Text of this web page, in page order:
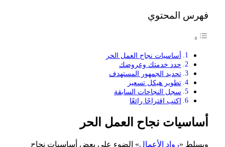
فهرس المحتوي
أساسيات نجاح العمل الحر
حدد خدمتك وعروضك
تحديد الجمهور المستهدف
تطوير هيكل تسعير
سجل النجاحات السابقة
اكتب اقتراحًا رائعًا
أساسيات نجاح العمل الحر
ويسلط «رواد الأعمال» الضوء على بعض أساسيات نجاح